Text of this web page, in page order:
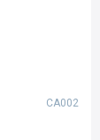
CA002